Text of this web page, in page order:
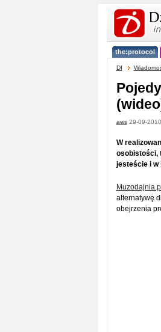
the:protocol
DI
aws29-09-
W
osobistości,
jesteście i w
Muzodajnia.pl
alternatywę
obejrzenia